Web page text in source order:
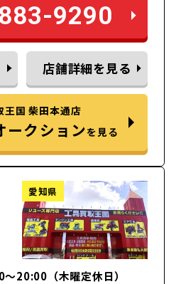
9290
店舗詳細を見る
王国 柴田本通店
クションを見る
愛知県
20:00（木曜定休日）